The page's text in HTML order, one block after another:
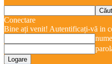
Conectare
Bine ați venit! Autentificați-vă in